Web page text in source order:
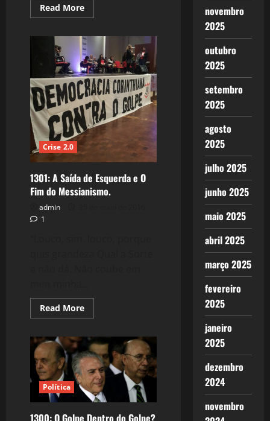
Read MoreRead
more
A
Ruptura:
Blackgate?
Guantánamo?
Curitiba?
Crise 2.0
1301: A Saída de Esquerda e O
Fim do Messianismo.
admin
1
Read MoreRead
more
A
Saída
de
Esquerda
e
O
Fim
do
Política
1300: O Golpe Dentro do Golpe?
novembro
2025
outubro
2025
setembro
2025
agosto
2025
julho 2025
junho 2025
maio 2025
abril 2025
março 2025
fevereiro
2025
janeiro
2025
dezembro
2024
novembro